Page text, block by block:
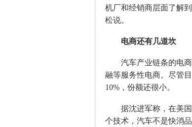
机厂和经销商层面了解
松说。
电商还有几道坎
汽车产业链条的电商
融等服务性电商。尽管
10%，份额还很小。
据沈进军称，在美国
个技术，汽车不是快消